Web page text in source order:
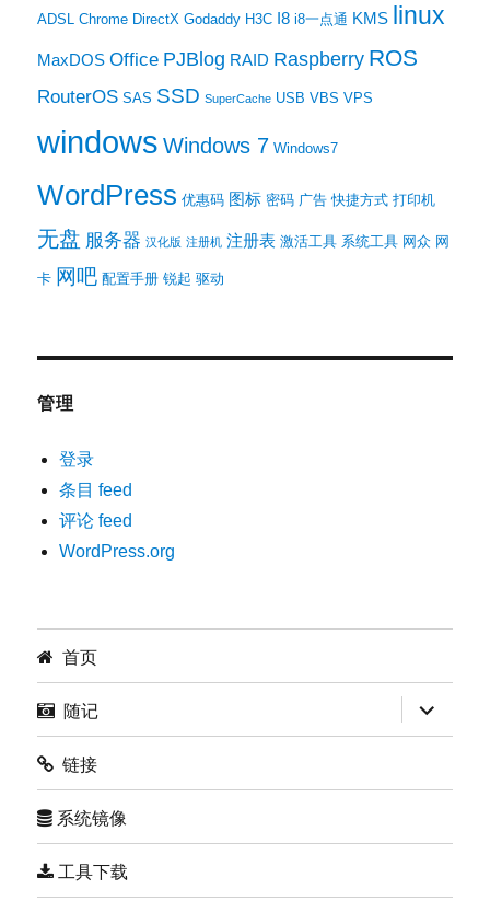
ADSL Chrome DirectX Godaddy H3C I8 i8一点通 KMS linux
MaxDOS Office PJBlog RAID Raspberry ROS
RouterOS SAS SSD SuperCache USB VBS VPS
windows Windows 7 Windows7
WordPress 优惠码 图标 密码 广告 快捷方式 打印机
无盘 服务器 汉化版 注册机 注册表 激活工具 系统工具 网众 网
卡 网吧 配置手册 锐起 驱动
管理
登录
条目 feed
评论 feed
WordPress.org
首页
随记 展
开
子
链接
系统镜像
工具下载